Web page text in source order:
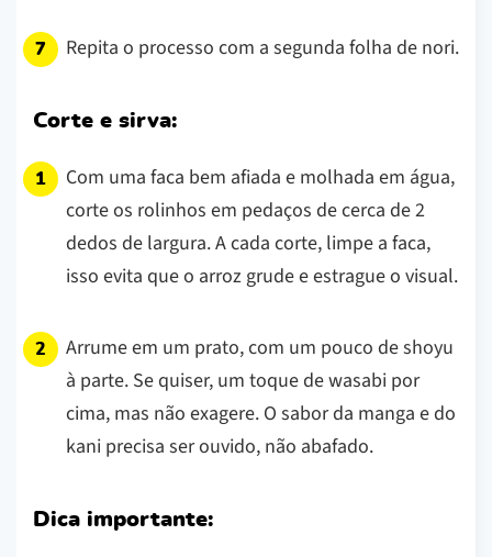
Repita o processo com a segunda folha de nori.
Corte e sirva:
Com uma faca bem afiada e molhada em água,
corte os rolinhos em pedaços de cerca de 2
dedos de largura. A cada corte, limpe a faca,
isso evita que o arroz grude e estrague o visual.
Arrume em um prato, com um pouco de shoyu
à parte. Se quiser, um toque de wasabi por
cima, mas não exagere. O sabor da manga e do
kani precisa ser ouvido, não abafado.
Dica importante: